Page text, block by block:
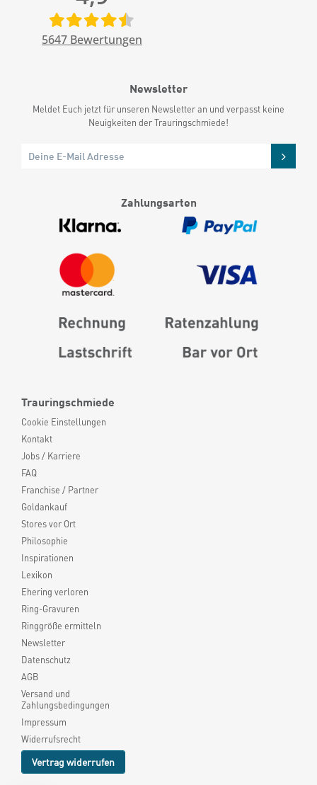
Trauringschmiede
Cookie Einstellungen
Kontakt
Jobs / Karriere
FAQ
Franchise / Partner
Goldankauf
Stores vor Ort
Philosophie
Inspirationen
Lexikon
Ehering verloren
Ring-Gravuren
Ringgröße ermitteln
Newsletter
Datenschutz
AGB
Versand und
Zahlungsbedingungen
Impressum
Widerrufsrecht
Vertrag widerrufen
5647 Bewertungen
Newsletter
Meldet Euch jetzt für unseren Newsletter an und verpasst keine
Neuigkeiten der Trauringschmiede!
Zahlungsarten